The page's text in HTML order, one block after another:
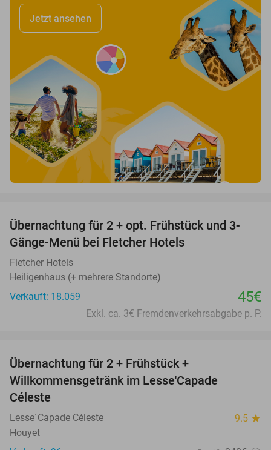
Jetzt ansehen
Übernachtung für 2 + opt. Frühstück und 3-
Gänge-Menü bei Fletcher Hotels
Fletcher Hotels
Heiligenhaus (+ mehrere Standorte)
Verkauft: 18.059
45€
Exkl. ca. 3€ Fremdenverkehrsabgabe p. P.
Übernachtung für 2 + Frühstück +
Willkommensgetränk im Lesse'Capade
Céleste
Lesse´Capade Céleste 9.5 star
Houyet